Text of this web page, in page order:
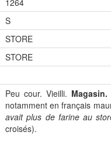
1264
S
STORE
STORE
Peu cour. Vieilli. Magasin.
notamment en français
avait plus de farine au
croisés).